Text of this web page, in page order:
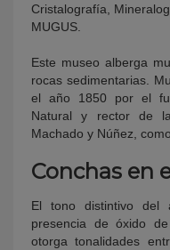
Cristalografía,
MUGUS.
Este museo alberga
rocas sedimentarias.
el año 1850 por el
Natural y rector de
Machado y Núñez,
Conchas en
El tono distintivo
presencia de óxido
otorga tonalidades